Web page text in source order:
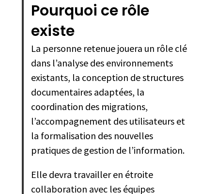
Pourquoi ce rôle
existe
La personne retenue jouera un rôle clé
dans l’analyse des environnements
existants, la conception de structures
documentaires adaptées, la
coordination des migrations,
l’accompagnement des utilisateurs et
la formalisation des nouvelles
pratiques de gestion de l’information.
Elle devra travailler en étroite
collaboration avec les équipes